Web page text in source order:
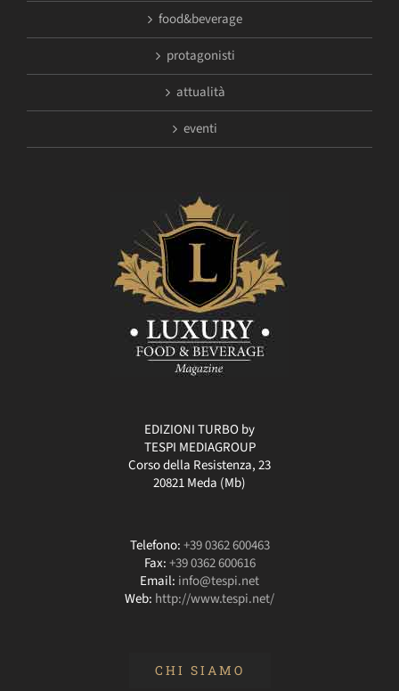
food&beverage
protagonisti
attualità
eventi
EDIZIONI TURBO by
TESPI MEDIAGROUP
Corso della Resistenza, 23
20821 Meda (Mb)
Telefono:+39 0362 600463
Fax:+39 0362 600616
Email: info@tespi.net
Web: http://www.tespi.net/
CHI SIAMO